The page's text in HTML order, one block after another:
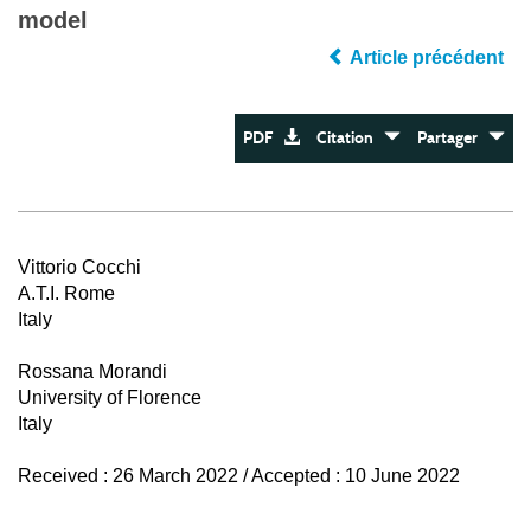
model
Article précédent
PDF Citation Partager
Vittorio Cocchi
A.T.I. Rome
Italy
Rossana Morandi
University of Florence
Italy
Received : 26 March 2022 / Accepted : 10 June 2022